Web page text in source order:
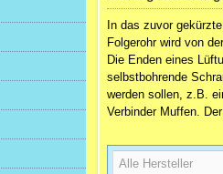
In das zuvor
Folgerohr wird von
Die Enden eines
selbstbohrende
werden sollen, z.B.
Verbinder Muffen.